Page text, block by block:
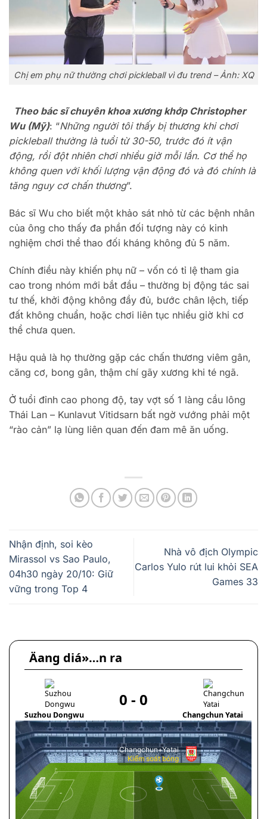
Chị em phụ nữ thường chơi pickleball vì đu trend – Ảnh: XQ
Theo bác sĩ chuyên khoa xương khớp Christopher
Wu (Mỹ): “Những người tôi thấy bị thương khi chơi
pickleball thường là tuổi từ 30-50, trước đó ít vận
động, rồi đột nhiên chơi nhiều giờ mỗi lần. Cơ thể họ
không quen với khối lượng vận động đó và đó chính là
tăng nguy cơ chấn thương”.
Bác sĩ Wu cho biết một khảo sát nhỏ từ các bệnh nhân
của ông cho thấy đa phần đối tượng này có kinh
nghiệm chơi thể thao đối kháng không đủ 5 năm.
Chính điều này khiến phụ nữ – vốn có tỉ lệ tham gia
cao trong nhóm mới bắt đầu – thường bị động tác sai
tư thế, khởi động không đầy đủ, bước chân lệch, tiếp
đất không chuẩn, hoặc chơi liên tục nhiều giờ khi cơ
thể chưa quen.
Hậu quả là họ thường gặp các chấn thương viêm gân,
căng cơ, bong gân, thậm chí gãy xương khi té ngã.
Ở tuổi đỉnh cao phong độ, tay vợt số 1 làng cầu lông
Thái Lan – Kunlavut Vitidsarn bất ngờ vướng phải một
“rào cản” lạ lùng liên quan đến đam mê ăn uống.
Nhận định, soi kèo
Mirassol vs Sao Paulo,
04h30 ngày 20/10: Giữ
vững trong Top 4
Nhà vô địch Olympic
Carlos Yulo rút lui khỏi SEA
Games 33
Äang diá»…n ra
Suzhou Dongwu
0 - 0
Changchun Yatai